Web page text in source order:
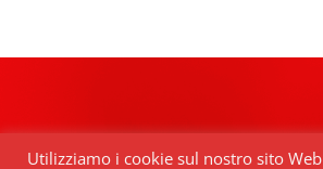
Utilizziamo i cookie sul nostro sito